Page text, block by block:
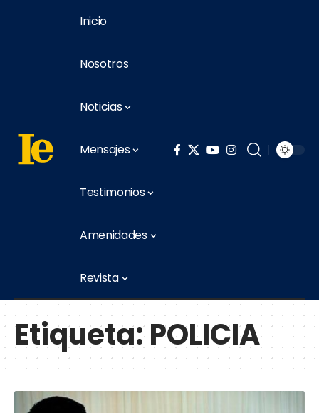
Inicio
Nosotros
Noticias
Mensajes
Testimonios
Amenidades
Revista
Etiqueta:POLICIA